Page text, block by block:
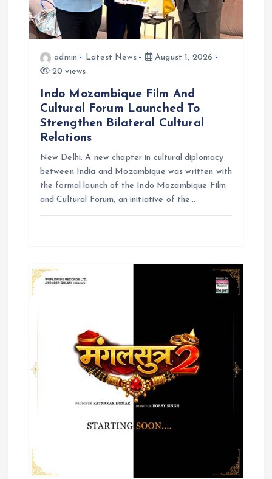
n
admin Latest News
August 1, 2026
20 views
Indo Mozambique Film And
Cultural Forum Launched To
Strengthen Bilateral Cultural
Relations
New Delhi: A new chapter in cultural diplomacy
between India and Mozambique was written with
the formal launch of the Indo Mozambique Film
and Cultural Forum, an initiative of the…